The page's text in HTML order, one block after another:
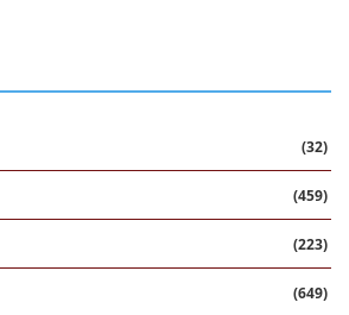
(32)
(459)
(223)
(649)